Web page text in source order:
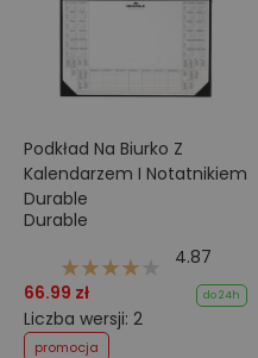
Podkład Na Biurko Z
Kalendarzem I Notatnikiem
Durable
Durable
4.87
66.99 zł
do 24h
Liczba wersji: 2
promocja